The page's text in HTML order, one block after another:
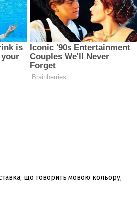
що говорить мовою кольору,